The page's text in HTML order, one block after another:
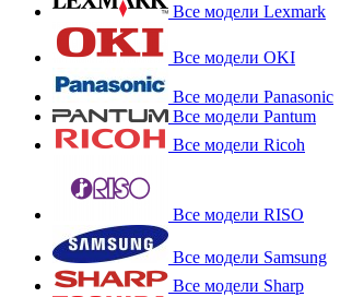
Все модели Lexmark
Все модели OKI
Все модели Panasonic
Все модели Pantum
Все модели Ricoh
Все модели RISO
Все модели Samsung
Все модели Sharp